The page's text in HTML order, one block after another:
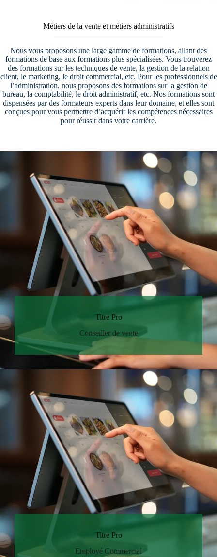
Métiers de la vente et métiers administratifs
Nous vous proposons une large gamme de formations, allant des
formations de base aux formations plus spécialisées. Vous trouverez
des formations sur les techniques de vente, la gestion de la relation
client, le marketing, le droit commercial, etc. Pour les professionnels de
l’administration, nous proposons des formations sur la gestion de
bureau, la comptabilité, le droit administratif, etc. Nos formations sont
dispensées par des formateurs experts dans leur domaine, et elles sont
conçues pour vous permettre d’acquérir les compétences nécessaires
pour réussir dans votre carrière.
Titre Pro
Conseiller de vente
Titre Pro
Employé Commercial